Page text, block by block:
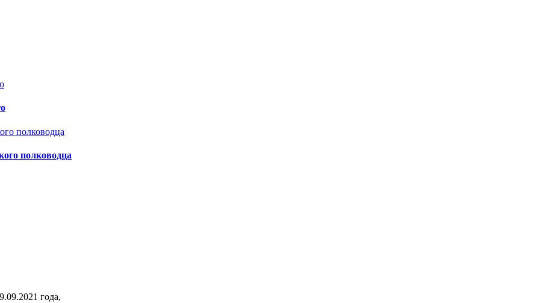
полководца
года,